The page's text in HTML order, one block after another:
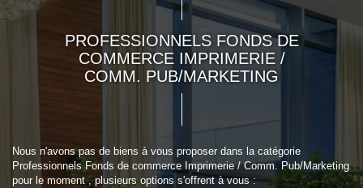
PROFESSIONNELS FONDS DE
COMMERCE IMPRIMERIE /
COMM. PUB/MARKETING
Nous n'avons pas de biens à vous proposer dans la catégorie
Professionnels Fonds de commerce Imprimerie / Comm. Pub/Marketing
pour le moment , plusieurs options s'offrent à vous :